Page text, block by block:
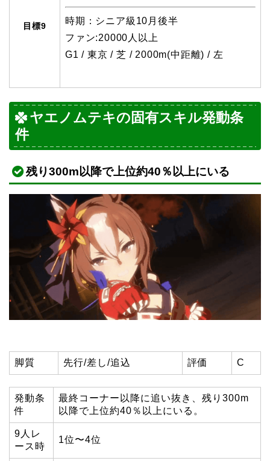
目標9
時期：シニア級10月後半
ファン:20000人以上
G1 / 東京 / 芝 / 2000m(中距離) / 左
ヤエノムテキの固有スキル発動条
件
残り300m以降で上位約40％以上にいる
脚質 先行/差し/追込 評価 C
発動条
件
最終コーナー以降に追い抜き、残り300m
以降で上位約40％以上にいる。
9人レ
ース時
1位〜4位